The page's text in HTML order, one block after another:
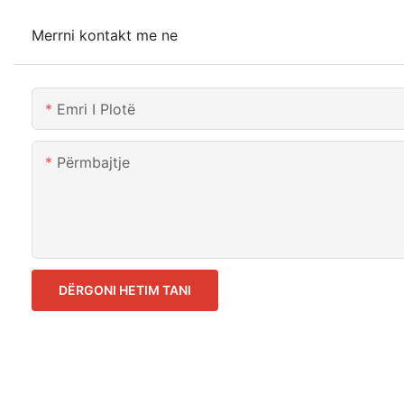
Merrni kontakt me ne
Emri I Plotë
Përmbajtje
DËRGONI HETIM TANI